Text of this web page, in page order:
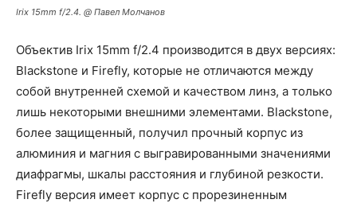
Irix 15mm f/2.4. @ Павел Молчанов
Объектив Irix 15mm f/2.4 производится в двух версиях:
Blackstone и Firefly, которые не отличаются между
собой внутренней схемой и качеством линз, а только
лишь некоторыми внешними элементами. Blackstone,
более защищенный, получил прочный корпус из
алюминия и магния с выгравированными значениями
диафрагмы, шкалы расстояния и глубиной резкости.
Firefly версия имеет корпус с прорезиненным